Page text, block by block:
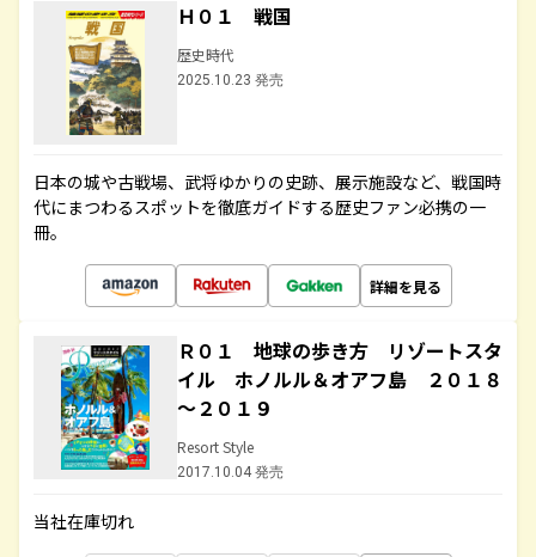
Ｈ０１ 戦国
歴史時代
2025.10.23 発売
日本の城や古戦場、武将ゆかりの史跡、展示施設など、戦国時
代にまつわるスポットを徹底ガイドする歴史ファン必携の一
冊。
詳細を見る
Ｒ０１ 地球の歩き方 リゾートスタ
イル ホノルル＆オアフ島 ２０１８
～２０１９
Resort Style
2017.10.04 発売
当社在庫切れ